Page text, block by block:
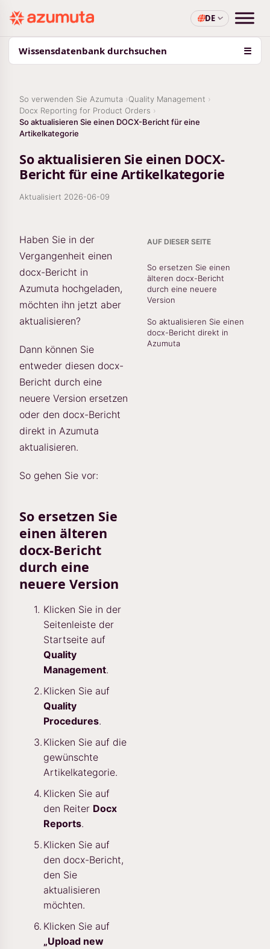
DE
Wissensdatenbank durchsuchen ☰
So verwenden Sie Azumuta
Quality Management
Docx Reporting for Product Orders
So aktualisieren Sie einen DOCX-Bericht für eine
Artikelkategorie
So aktualisieren Sie einen DOCX-
Bericht für eine Artikelkategorie
Aktualisiert 2026-06-09
Haben Sie in der
Vergangenheit einen
docx-Bericht in
Azumuta hochgeladen,
möchten ihn jetzt aber
aktualisieren?
Dann können Sie
entweder diesen docx-
Bericht durch eine
neuere Version ersetzen
oder den docx-Bericht
direkt in Azumuta
aktualisieren.
So gehen Sie vor:
So ersetzen Sie
einen älteren
docx-Bericht
durch eine
neuere Version
Klicken Sie in der
Seitenleiste der
Startseite auf
Quality
Management.
Klicken Sie auf
Quality
Procedures.
Klicken Sie auf die
gewünschte
Artikelkategorie.
Klicken Sie auf
den Reiter Docx
Reports.
Klicken Sie auf
den docx-Bericht,
den Sie
aktualisieren
möchten.
Klicken Sie auf
„Upload new
AUF DIESER SEITE
So ersetzen Sie einen
älteren docx-Bericht
durch eine neuere
Version
So aktualisieren Sie einen
docx-Bericht direkt in
Azumuta